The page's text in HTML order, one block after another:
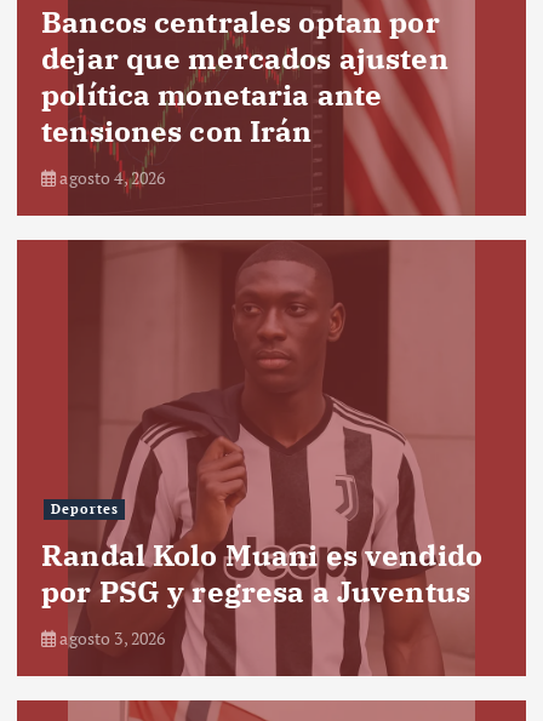
Bancos centrales optan por
dejar que mercados ajusten
política monetaria ante
tensiones con Irán
agosto 4, 2026
Deportes
Randal Kolo Muani es vendido
por PSG y regresa a Juventus
agosto 3, 2026